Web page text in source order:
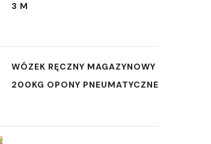
3 M
WÓZEK RĘCZNY MAGAZYNOWY
200KG OPONY PNEUMATYCZNE